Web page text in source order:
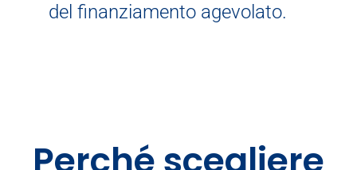
del finanziamento agevolato.